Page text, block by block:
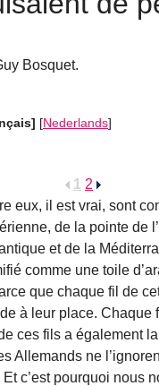
Bosquet.
[Nederlands]
1 2
eux, il est vrai, sont
de la pointe de
et de la
comme une toile
que chaque fil de
à leur place. Chaque
ces fils a également
Allemands ne
c’est pourquoi nous